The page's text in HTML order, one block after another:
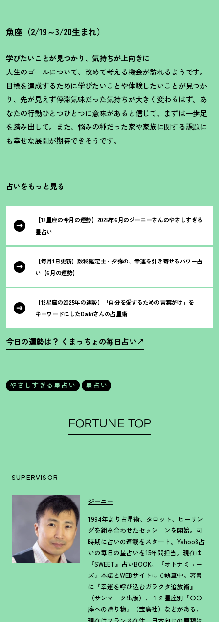
魚座（2/19～3/20生まれ）
学びたいことが見つかり、気持ちが上向きに
人生のゴールについて、改めて考える機会が訪れるようです。
目標を達成するために学びたいことや体験したいことが見つか
り、先が見えず停滞気味だった気持ちが大きく変わるはず。あ
なたの行動ひとつひとつに意味があると信じて、まずは一歩足
を踏み出して。また、悩みの種だった家や家族に関する課題に
も幸せな展開が期待できそうです。
占いをもっと見る
【12星座の今月の運勢】2025年6月のジーニーさんのやさしすぎる
星占い
【毎月1日更新】数秘鑑定士・夕弥の、幸運を引き寄せるパワー占
い【6月の運勢】
【12星座の2025年の運勢】「自分を愛するための言葉がけ」を
キーワードにしたDaikiさんの占星術
今日の運勢は？ くまっちょの毎日占い
やさしすぎる星占い 星占い
FORTUNE TOP
SUPERVISOR
ジーニー
1994年より占星術、タロット、ヒーリン
グを組み合わせたセッションを開始。同
時期に占いの連載をスタート。Yahoo8占
いの毎日の星占いを15年間担当。現在は
『SWEET』占いBOOK、『オトナミュー
ズ』本誌とWEBサイトにて執筆中。著書
に『幸運を呼び込むガラクタ追放術』
（サンマーク出版）、１２星座別『〇〇
座への贈り物』（宝島社）などがある。